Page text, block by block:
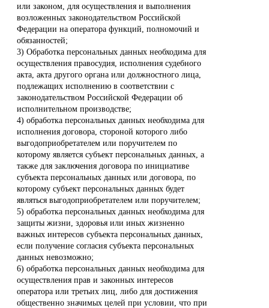
или законом, для осуществления и выполнения
возложенных законодательством Российской
Федерации на оператора функций, полномочий и
обязанностей;
3) Обработка персональных данных необходима для
осуществления правосудия, исполнения судебного
акта, акта другого органа или должностного лица,
подлежащих исполнению в соответствии с
законодательством Российской Федерации об
исполнительном производстве;
4) обработка персональных данных необходима для
исполнения договора, стороной которого либо
выгодоприобретателем или поручителем по
которому является субъект персональных данных, а
также для заключения договора по инициативе
субъекта персональных данных или договора, по
которому субъект персональных данных будет
являться выгодоприобретателем или поручителем;
5) обработка персональных данных необходима для
защиты жизни, здоровья или иных жизненно
важных интересов субъекта персональных данных,
если получение согласия субъекта персональных
данных невозможно;
6) обработка персональных данных необходима для
осуществления прав и законных интересов
оператора или третьих лиц, либо для достижения
общественно значимых целей при условии, что при